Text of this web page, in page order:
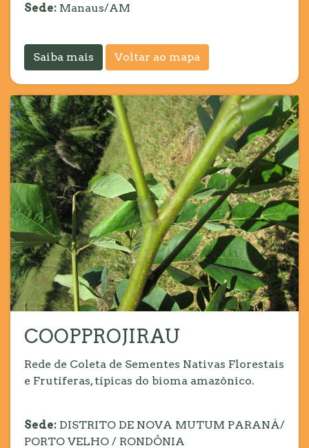
Sede: Manaus/AM
Saiba mais Voltar ao mapa
COOPPROJIRAU
Rede de Coleta de Sementes Nativas Florestais
e Frutíferas, típicas do bioma amazônico.
Sede: DISTRITO DE NOVA MUTUM PARANÁ/
PORTO VELHO / RONDÔNIA